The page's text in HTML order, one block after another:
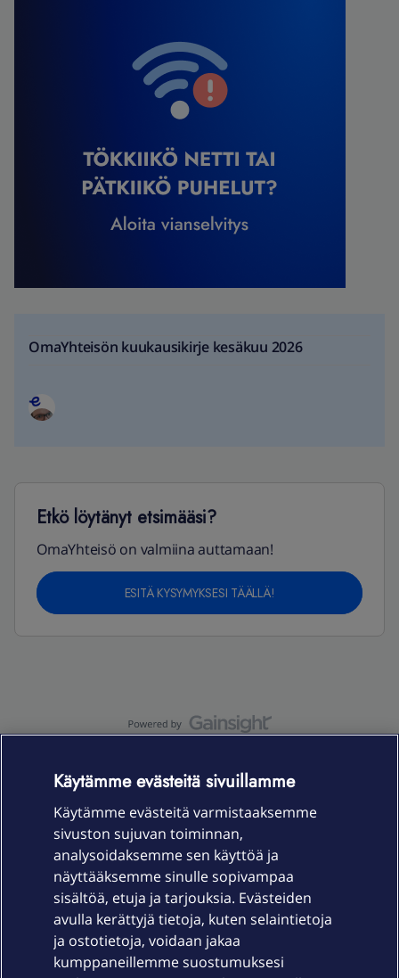
OmaYhteisön kuukausikirje kesäkuu 2026
Etkö löytänyt etsimääsi?
OmaYhteisö on valmiina auttamaan!
ESITÄ KYSYMYKSESI TÄÄLLÄ!
Laitteet & liittymät
Palvelut
Käytämme evästeitä sivuillamme
Käytämme evästeitä varmistaaksemme
sivuston sujuvan toiminnan,
analysoidaksemme sen käyttöä ja
näyttääksemme sinulle sopivampaa
sisältöä, etuja ja tarjouksia. Evästeiden
avulla kerättyjä tietoja, kuten selaintietoja
ja ostotietoja, voidaan jakaa
kumppaneillemme suostumuksesi